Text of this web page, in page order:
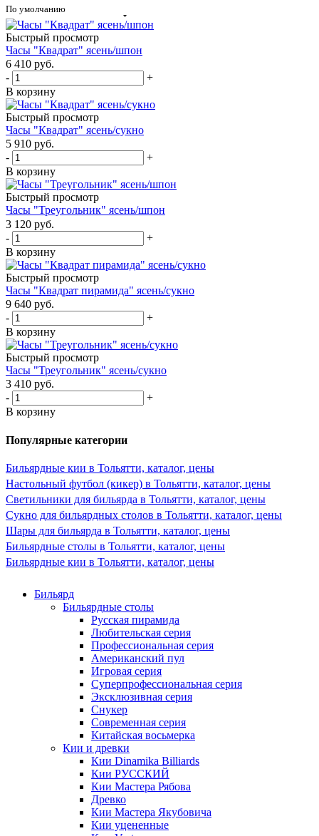
По умолчанию
Быстрый просмотр
Часы "Квадрат" ясень/шпон
6 410 руб.
-
+
В корзину
Быстрый просмотр
Часы "Квадрат" ясень/сукно
5 910 руб.
-
+
В корзину
Быстрый просмотр
Часы "Треугольник" ясень/шпон
3 120 руб.
-
+
В корзину
Быстрый просмотр
Часы "Квадрат пирамида" ясень/сукно
9 640 руб.
-
+
В корзину
Быстрый просмотр
Часы "Треугольник" ясень/сукно
3 410 руб.
-
+
В корзину
Популярные категории
Бильярдные кии в Тольятти, каталог, цены
Настольный футбол (кикер) в Тольятти, каталог, цены
Светильники для бильярда в Тольятти, каталог, цены
Сукно для бильярдных столов в Тольятти, каталог, цены
Шары для бильярда в Тольятти, каталог, цены
Бильярдные столы в Тольятти, каталог, цены
Бильярдные кии в Тольятти, каталог, цены
Бильярд
Бильярдные столы
Русская пирамида
Любительская серия
Профессиональная серия
Американский пул
Игровая серия
Суперпрофессиональная серия
Эксклюзивная серия
Снукер
Современная серия
Китайская восьмерка
Кии и древки
Кии Dinamika Billiards
Кии РУССКИЙ
Кии Мастера Рябова
Древко
Кии Мастера Якубовича
Кии уцененные